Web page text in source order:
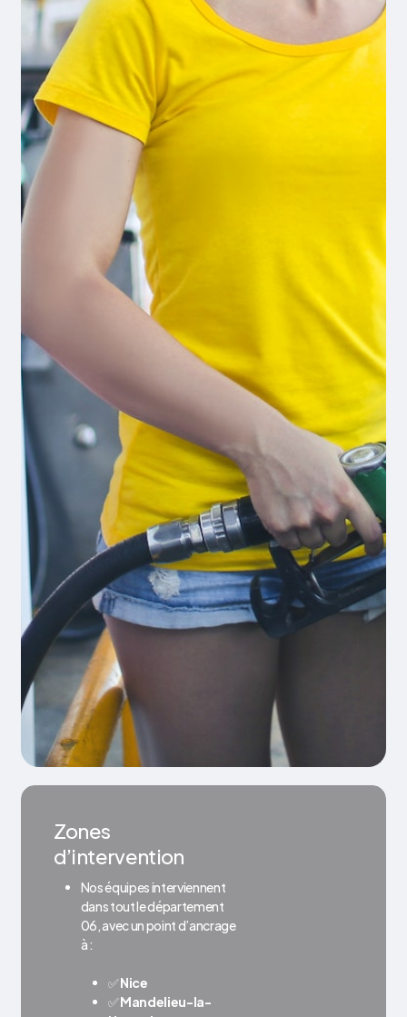
Zones
d’intervention
Nos équipes interviennent
dans tout le département
06, avec un point d’ancrage
à :
✅Nice
✅Mandelieu-la-